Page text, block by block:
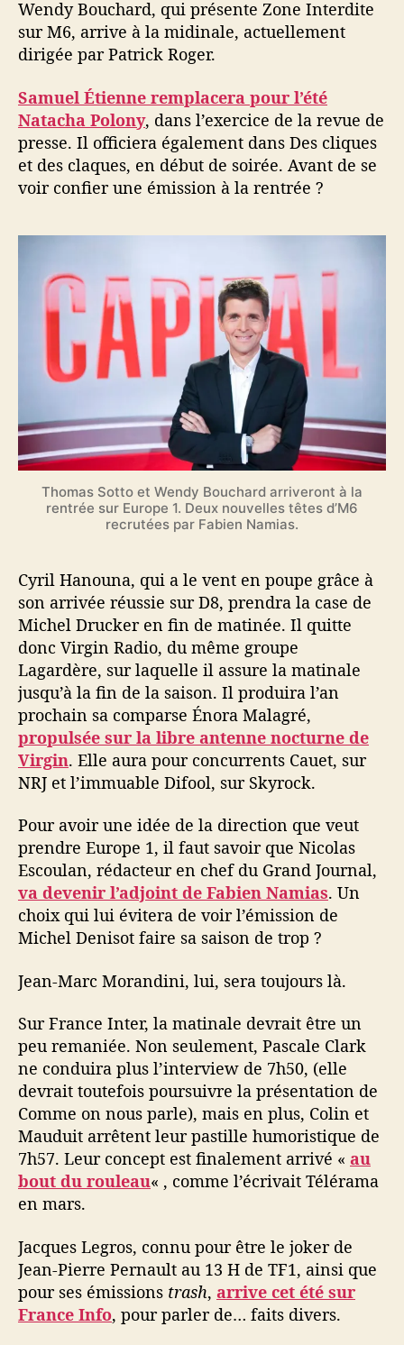
Wendy Bouchard, qui présente Zone Interdite
sur M6, arrive à la midinale, actuellement
dirigée par Patrick Roger.
Samuel Étienne remplacera pour l’été
Natacha Polony, dans l’exercice de la revue de
presse. Il officiera également dans Des cliques
et des claques, en début de soirée. Avant de se
voir confier une émission à la rentrée ?
Thomas Sotto et Wendy Bouchard arriveront à la
rentrée sur Europe 1. Deux nouvelles têtes d’M6
recrutées par Fabien Namias.
Cyril Hanouna, qui a le vent en poupe grâce à
son arrivée réussie sur D8, prendra la case de
Michel Drucker en fin de matinée. Il quitte
donc Virgin Radio, du même groupe
Lagardère, sur laquelle il assure la matinale
jusqu’à la fin de la saison. Il produira l’an
prochain sa comparse Énora Malagré,
propulsée sur la libre antenne nocturne de
Virgin. Elle aura pour concurrents Cauet, sur
NRJ et l’immuable Difool, sur Skyrock.
Pour avoir une idée de la direction que veut
prendre Europe 1, il faut savoir que Nicolas
Escoulan, rédacteur en chef du Grand Journal,
va devenir l’adjoint de Fabien Namias. Un
choix qui lui évitera de voir l’émission de
Michel Denisot faire sa saison de trop ?
Jean-Marc Morandini, lui, sera toujours là.
Sur France Inter, la matinale devrait être un
peu remaniée. Non seulement, Pascale Clark
ne conduira plus l’interview de 7h50, (elle
devrait toutefois poursuivre la présentation de
Comme on nous parle), mais en plus, Colin et
Mauduit arrêtent leur pastille humoristique de
7h57. Leur concept est finalement arrivé « au
bout du rouleau« , comme l’écrivait Télérama
en mars.
Jacques Legros, connu pour être le joker de
Jean-Pierre Pernault au 13 H de TF1, ainsi que
pour ses émissions trash, arrive cet été sur
France Info, pour parler de… faits divers.